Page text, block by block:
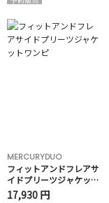
MERCURYDUO
フィットアンドフレアサ
イドプリーツジャケット
ワンピ
17,930 円